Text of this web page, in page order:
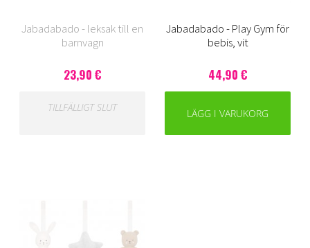
Jabadabado - leksak till en
barnvagn
23,90 €
TILLFÄLLIGT SLUT
Jabadabado - Play Gym för
bebis, vit
44,90 €
LÄGG I VARUKORG